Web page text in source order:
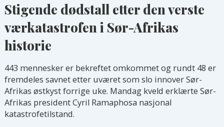
Stigende dødstall etter den verste
værkatastrofen i Sør-Afrikas
historie
443 mennesker er bekreftet omkommet og rundt 48 er
fremdeles savnet etter uværet som slo innover Sør-
Afrikas østkyst forrige uke. Mandag kveld erklærte Sør-
Afrikas president Cyril Ramaphosa nasjonal
katastrofetilstand.